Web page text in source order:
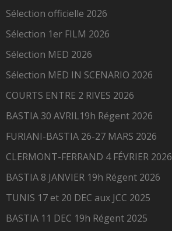
Sélection officielle 2026
Sélection 1er FILM 2026
Sélection MED 2026
Sélection MED IN SCENARIO 2026
COURTS ENTRE 2 RIVES 2026
BASTIA 30 AVRIL19h Régent 2026
FURIANI-BASTIA 26-27 MARS 2026
CLERMONT-FERRAND 4 FÉVRIER 2026
BASTIA 8 JANVIER 19h Régent 2026
TUNIS 17 et 20 DEC aux JCC 2025
BASTIA 11 DEC 19h Régent 2025